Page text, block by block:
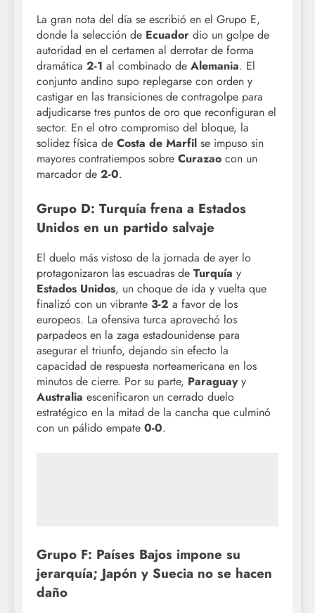
La gran nota del día se escribió en el Grupo E,
donde la selección de Ecuador dio un golpe de
autoridad en el certamen al derrotar de forma
dramática 2-1 al combinado de Alemania. El
conjunto andino supo replegarse con orden y
castigar en las transiciones de contragolpe para
adjudicarse tres puntos de oro que reconfiguran el
sector. En el otro compromiso del bloque, la
solidez física de Costa de Marfil se impuso sin
mayores contratiempos sobre Curazao con un
marcador de 2-0.
Grupo D: Turquía frena a Estados
Unidos en un partido salvaje
El duelo más vistoso de la jornada de ayer lo
protagonizaron las escuadras de Turquía y
Estados Unidos, un choque de ida y vuelta que
finalizó con un vibrante 3-2 a favor de los
europeos. La ofensiva turca aprovechó los
parpadeos en la zaga estadounidense para
asegurar el triunfo, dejando sin efecto la
capacidad de respuesta norteamericana en los
minutos de cierre. Por su parte, Paraguayy
Australia escenificaron un cerrado duelo
estratégico en la mitad de la cancha que culminó
con un pálido empate 0-0.
Grupo F: Países Bajos impone su
jerarquía; Japón y Suecia no se hacen
daño